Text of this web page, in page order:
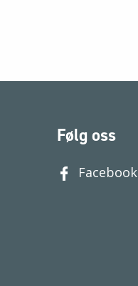
Følg oss
Facebook